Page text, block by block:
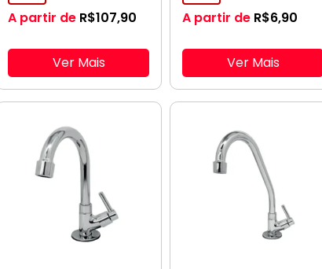
A partir de R$107,90
Ver Mais
A partir de R$6,90
Ver Mais